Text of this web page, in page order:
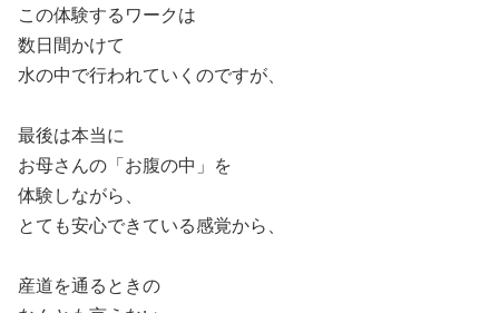
この体験するワークは
数日間かけて
水の中で行われていくのですが、
最後は本当に
お母さんの「お腹の中」を
体験しながら、
とても安心できている感覚から、
産道を通るときの